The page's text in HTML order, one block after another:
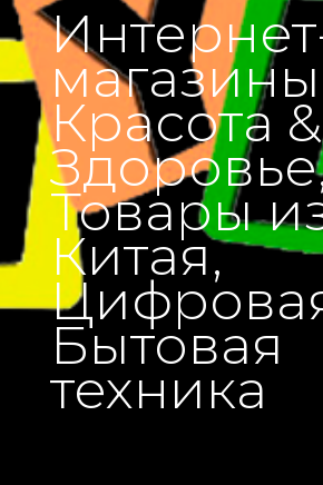
Красота &
Товары
Китая,
Бытовая
техника